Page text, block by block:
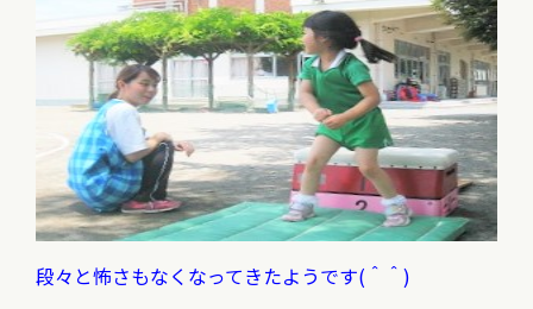
段々と怖さもなくなってきたようです(＾＾)